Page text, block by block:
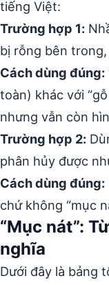
tiếng Việt:
Trường hợp 1:
bị rỗng bên
Cách dùng đúng:
toàn) khác với
nhưng vẫn còn
Trường hợp 2:
phân hủy được
Cách dùng đúng:
chứ không “mục
“Mục nát”:
nghĩa
Dưới đây là bảng